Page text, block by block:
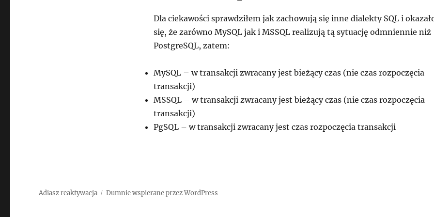
Dla ciekawości sprawdziłem jak zachowują się inne dialekty SQL i
się, że zarówno MySQL jak i MSSQL realizują tą sytuację odmniennie niż
PostgreSQL, zatem:
MySQL – w transakcji zwracany jest bieżący czas (nie czas rozpoczęcia
transakcji)
MSSQL – w transakcji zwracany jest bieżący czas (nie czas rozpoczęcia
transakcji)
PgSQL – w transakcji zwracany jest czas rozpoczęcia transakcji
Adiasz reaktywacja Dumnie wspierane przez WordPress